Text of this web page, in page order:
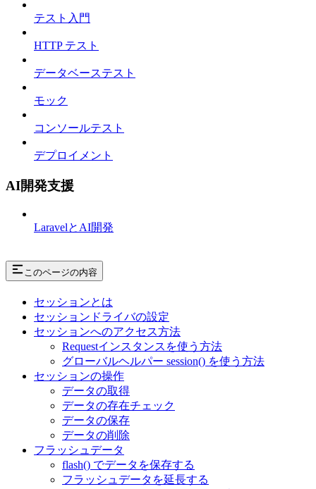
テスト入門
HTTP テスト
データベーステスト
モック
コンソールテスト
デプロイメント
AI開発支援
LaravelとAI開発
このページの内容
セッションとは
セッションドライバの設定
セッションへのアクセス方法
Requestインスタンスを使う方法
グローバルヘルパー session() を使う方法
セッションの操作
データの取得
データの存在チェック
データの保存
データの削除
フラッシュデータ
flash() でデータを保存する
フラッシュデータを延長する